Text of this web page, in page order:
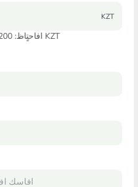
KZT
افاحتٍاظ: 200 900 000.00 KZT